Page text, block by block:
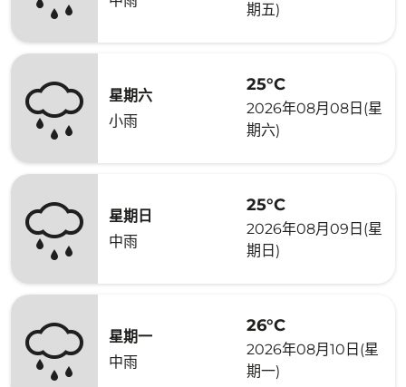
期五)
星期六
小雨
25°C
2026年08月08日(星
期六)
星期日
中雨
25°C
2026年08月09日(星
期日)
星期一
中雨
26°C
2026年08月10日(星
期一)